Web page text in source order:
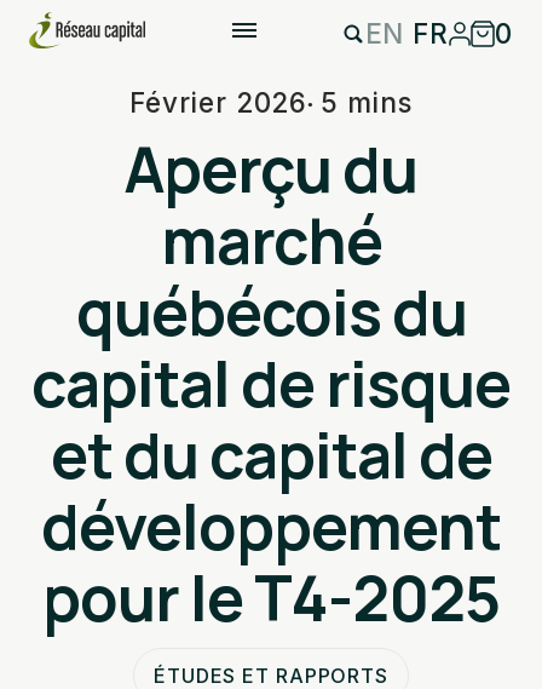
EN FR 0
Février 2026 5 mins
Aperçu du
marché
québécois du
capital de risque
et du capital de
développement
pour le T4-2025
ÉTUDES ET RAPPORTS